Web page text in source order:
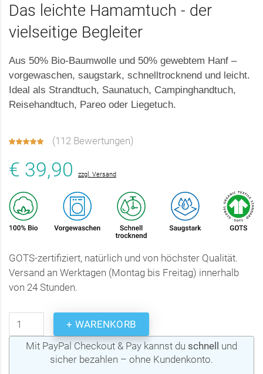
Das leichte Hamamtuch - der
vielseitige Begleiter
Aus 50% Bio-Baumwolle und 50% gewebtem Hanf –
vorgewaschen, saugstark, schnelltrocknend und leicht.
Ideal als Strandtuch, Saunatuch, Campinghandtuch,
Reisehandtuch, Pareo oder Liegetuch.
(112 Bewertungen)
€ 39,90 zzgl. Versand
GOTS-zertifiziert, natürlich und von höchster Qualität.
Versand an Werktagen (Montag bis Freitag) innerhalb
von 24 Stunden.
+ WARENKORB
Mit PayPal Checkout & Pay kannst du schnell
und
sicher bezahlen – ohne Kundenkonto.